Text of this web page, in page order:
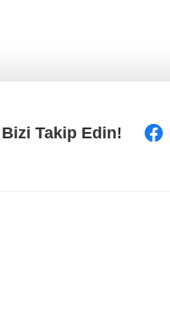
Bizi Takip Edin!